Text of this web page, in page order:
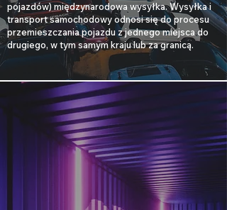
pojazdów) międzynarodowa wysyłka. Wysyłka i
transport samochodowy odnosi się do procesu
przemieszczania pojazdu z jednego miejsca do
drugiego, w tym samym kraju lub za granicą.